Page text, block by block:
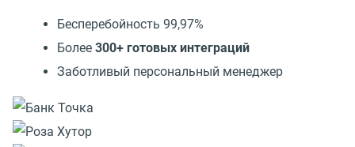
Бесперебойность 99,97%
Более 300+ готовых интеграций
Заботливый персональный менеджер